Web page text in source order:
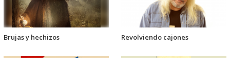
Brujas y hechizos Revolviendo cajones